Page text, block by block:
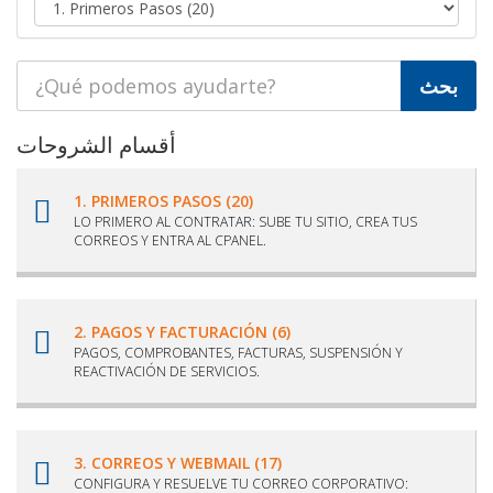
أقسام الشروحات
1. PRIMEROS PASOS (20)
LO PRIMERO AL CONTRATAR: SUBE TU SITIO, CREA TUS
CORREOS Y ENTRA AL CPANEL.
2. PAGOS Y FACTURACIÓN (6)
PAGOS, COMPROBANTES, FACTURAS, SUSPENSIÓN Y
REACTIVACIÓN DE SERVICIOS.
3. CORREOS Y WEBMAIL (17)
CONFIGURA Y RESUELVE TU CORREO CORPORATIVO: